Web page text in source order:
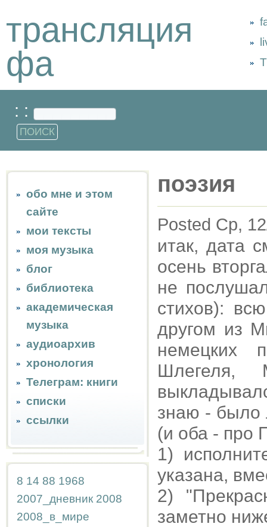
трансляция
фа
: :
обо мне и этом
сайте
мои тексты
моя музыка
блог
библиотека
академическая
музыка
аудиоархив
хронология
Телеграм: книги
списки
ссылки
8 14 88 1968
2007_дневник 2008
2008_в_мире
поэзия
Posted Ср,
итак, дата
осень
не
стихов):
другом из
немецких
знаю - было
(и оба - про
1)
указана,
2)
заметно